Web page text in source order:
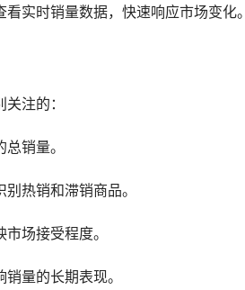
实时销量数据，快速响应市场变化。
注的：
销量。
热销和滞销商品。
场接受程度。
量的长期表现。